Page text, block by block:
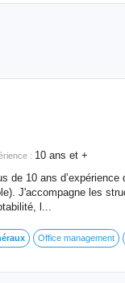
: 10 ans et +
de 10 ans
J'accompagne les
l...
Office management